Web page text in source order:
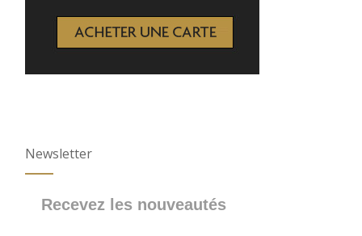
Newsletter
Recevez les nouveautés